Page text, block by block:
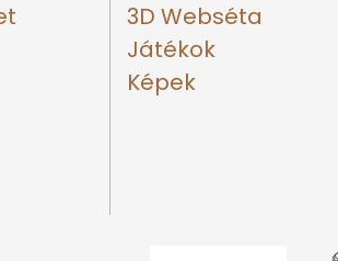
3D Webséta
Játékok
Képek